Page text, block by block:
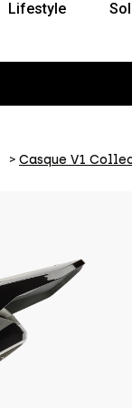
Lifestyle
Casque V1